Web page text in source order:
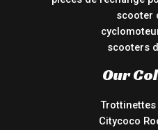
scooter
scooters
Our
Citycoco